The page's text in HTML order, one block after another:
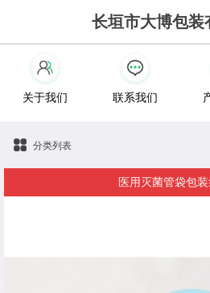
长垣市大博包装
关于我们 联系我们
分类列表
医用灭菌管袋包